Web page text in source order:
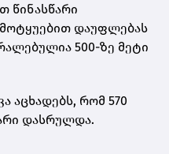
წინასწარი
დაუფლებას
500-ზე მეტი
აცხადებს, რომ 570
დასრულდა.